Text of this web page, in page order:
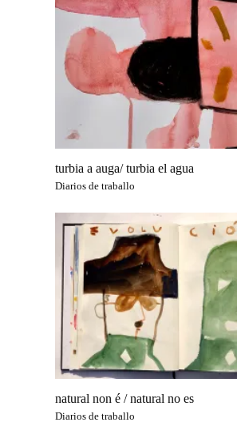
turbia a auga/ turbia el agua
Diarios de traballo
natural non é / natural no es
Diarios de traballo